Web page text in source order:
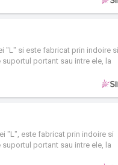
"L" si este fabricat prin indoire si
portant sau intre ele, la
"L", este fabricat prin indoire si
portant sau intre ele, la